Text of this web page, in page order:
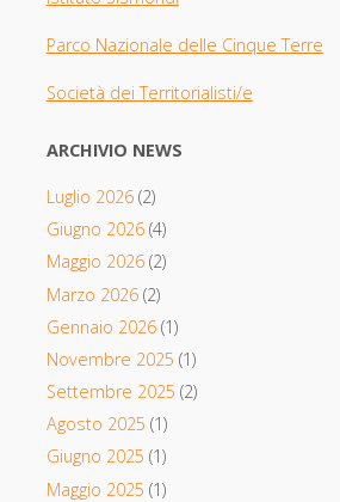
Parco Nazionale delle Cinque Terre
Società dei Territorialisti/e
ARCHIVIO NEWS
Luglio 2026(2)
Giugno 2026(4)
Maggio 2026(2)
Marzo 2026(2)
Gennaio 2026(1)
Novembre 2025 (1)
Settembre 2025 (2)
Agosto 2025 (1)
Giugno 2025 (1)
Maggio 2025 (1)